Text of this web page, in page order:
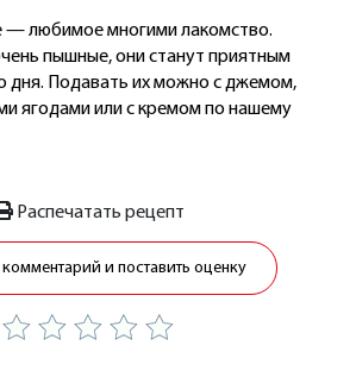
— любимое многими лакомство.
пышные, они станут приятным
дня. Подавать их можно с джемом,
ягодами или с кремом по нашему
Распечатать рецепт
комментарий и поставить оценку